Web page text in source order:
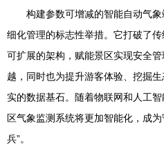
构建参数可增减的智能自动气
细化管理的标志性举措。它打破了
可扩展的架构，赋能景区实现安全管
越，同时也为提升游客体验、挖掘
实的数据基石。随着物联网和人工
区气象监测系统将更加智能化，成
兵”。